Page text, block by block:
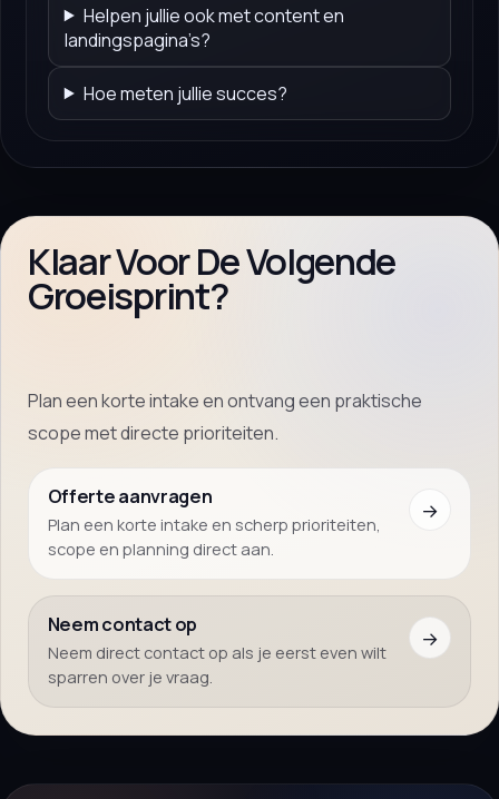
Helpen jullie ook met content en
landingspagina’s?
Hoe meten jullie succes?
Klaar Voor De Volgende
Groeisprint?
Plan een korte intake en ontvang een praktische
scope met directe prioriteiten.
Offerte aanvragen
Plan een korte intake en scherp prioriteiten,
scope en planning direct aan.
→
Neem contact op
Neem direct contact op als je eerst even wilt
sparren over je vraag.
→